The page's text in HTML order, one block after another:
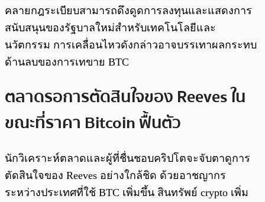
คลายกฎระเบียบสามารถดึงดูดการลงทุนและแสดงการ
สนับสนุนของรัฐบาลใหม่สำหรับเทคโนโลยีและ
นวัตกรรม การเคลื่อนไหวดังกล่าวอาจบรรเทาผลกระทบ
ด้านลบของการเทขาย BTC
ตลาดรอการตัดสินใจของ Reeves ใน
ขณะที่ราคา Bitcoin ฟื้นตัว
นักวิเคราะห์ตลาดและผู้ที่ชื่นชอบคริปโตจะจับตาดูการ
ตัดสินใจของ Reeves อย่างใกล้ชิด ด้วยอาชญากร
ระหว่างประเทศที่ใช้ BTC เพิ่มขึ้น สินทรัพย์ crypto เพิ่ม